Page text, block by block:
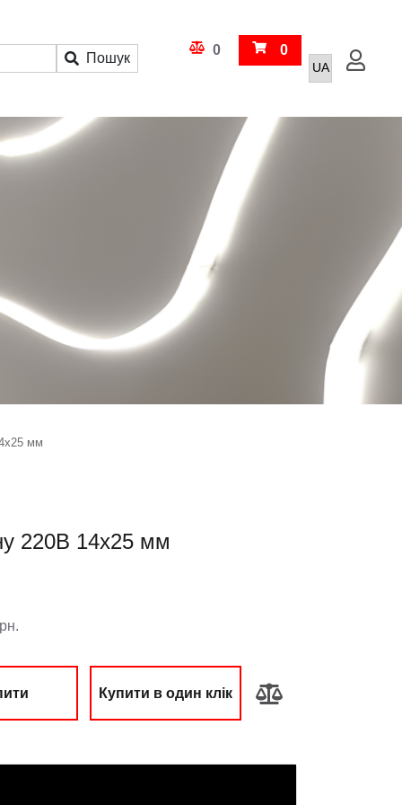
Пошук
Порівняння
0 Кошик
0
Увійти
мм
220В 14х25 мм
Купити в один клік